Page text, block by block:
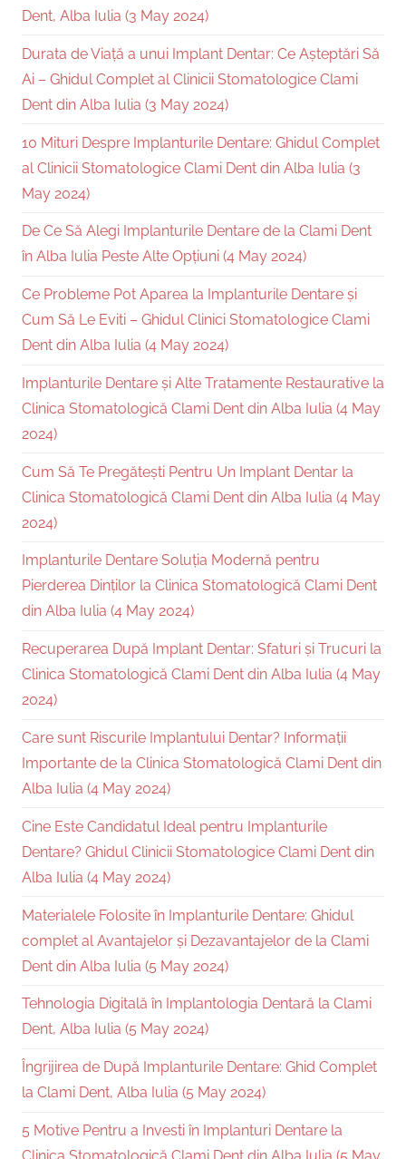
Dent, Alba Iulia (3 May 2024)
Durata de Viață a unui Implant Dentar: Ce Așteptări Să
Ai – Ghidul Complet al Clinicii Stomatologice Clami
Dent din Alba Iulia (3 May 2024)
10 Mituri Despre Implanturile Dentare: Ghidul Complet
al Clinicii Stomatologice Clami Dent din Alba Iulia (3
May 2024)
De Ce Să Alegi Implanturile Dentare de la Clami Dent
în Alba Iulia Peste Alte Opțiuni (4 May 2024)
Ce Probleme Pot Aparea la Implanturile Dentare și
Cum Să Le Eviti – Ghidul Clinici Stomatologice Clami
Dent din Alba Iulia (4 May 2024)
Implanturile Dentare și Alte Tratamente Restaurative la
Clinica Stomatologică Clami Dent din Alba Iulia (4 May
2024)
Cum Să Te Pregătești Pentru Un Implant Dentar la
Clinica Stomatologică Clami Dent din Alba Iulia (4 May
2024)
Implanturile Dentare Soluția Modernă pentru
Pierderea Dinților la Clinica Stomatologică Clami Dent
din Alba Iulia (4 May 2024)
Recuperarea După Implant Dentar: Sfaturi și Trucuri la
Clinica Stomatologică Clami Dent din Alba Iulia (4 May
2024)
Care sunt Riscurile Implantului Dentar? Informații
Importante de la Clinica Stomatologică Clami Dent din
Alba Iulia (4 May 2024)
Cine Este Candidatul Ideal pentru Implanturile
Dentare? Ghidul Clinicii Stomatologice Clami Dent din
Alba Iulia (4 May 2024)
Materialele Folosite în Implanturile Dentare: Ghidul
complet al Avantajelor și Dezavantajelor de la Clami
Dent din Alba Iulia (5 May 2024)
Tehnologia Digitală în Implantologia Dentară la Clami
Dent, Alba Iulia (5 May 2024)
Îngrijirea de După Implanturile Dentare: Ghid Complet
la Clami Dent, Alba Iulia (5 May 2024)
5 Motive Pentru a Investi în Implanturi Dentare la